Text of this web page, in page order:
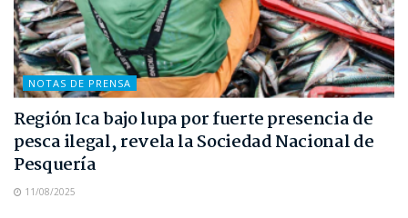
NOTAS DE PRENSA
Región Ica bajo lupa por fuerte presencia de
pesca ilegal, revela la Sociedad Nacional de
Pesquería
11/08/2025